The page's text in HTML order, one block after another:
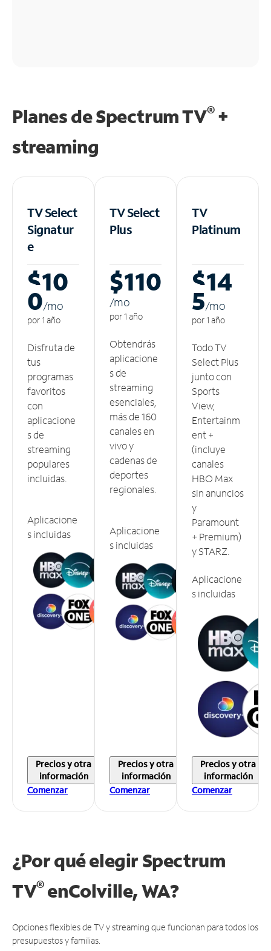
Planes de Spectrum TV®+
streaming
TV Select
Signatur
e
$10
0/mo
por 1 año
Disfruta de
tus
programas
favoritos
con
aplicacione
s de
streaming
populares
incluidas.
Aplicacione
s incluidas
Precios y otra
información
Comenzar
TV Select
Plus
$110
/mo
por 1 año
Obtendrás
aplicacione
s de
streaming
esenciales,
más de 160
canales en
vivo y
cadenas de
deportes
regionales.
Aplicacione
s incluidas
Precios y otra
información
Comenzar
TV
Platinum
$14
5/mo
por 1 año
Todo TV
Select Plus
junto con
Sports
View,
Entertainm
ent +
(incluye
canales
HBO Max
sin anuncios
y
Paramount
+ Premium)
y STARZ.
Aplicacione
s incluidas
Precios y otra
información
Comenzar
¿Por qué elegir Spectrum
TV®enColville, WA?
Opciones flexibles de TV y streaming que funcionan para todos los
presupuestos y familias.